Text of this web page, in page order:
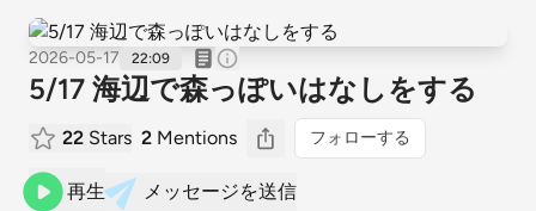
2026-05-17 22:09
5/17 海辺で森っぽいはなしをする
22 Stars 2 Mentions フォローする
再生 メッセージを送信